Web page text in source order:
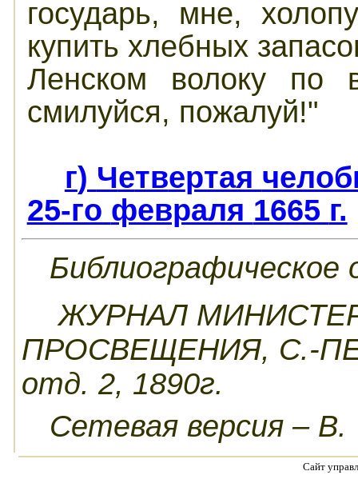
государь, мне,
купить хлебных
Ленском волоку по
смилуйся, пожалуй!"
г) Четвертая
25-го февраля 1665 г.
Библиографическое
ЖУРНАЛ
ПРОСВЕЩЕНИЯ, С.-
отд. 2, 1890г.
Сетевая версия – В.
Сайт